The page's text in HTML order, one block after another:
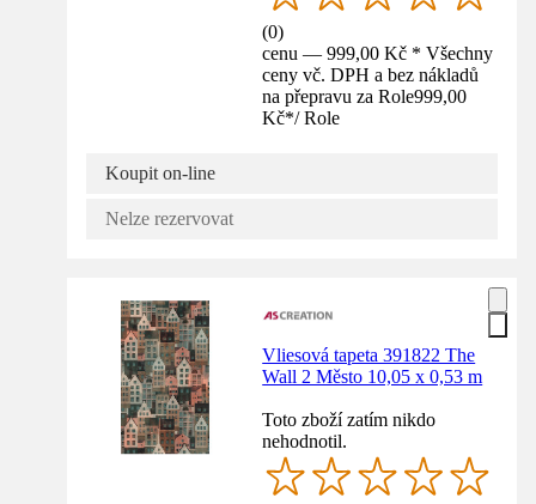
(0)
cenu — 999,00 Kč * Všechny
ceny vč. DPH a bez nákladů
na přepravu za Role999,00
Kč*/ Role
Koupit on-line
Nelze rezervovat
Vliesová tapeta 391822 The
Wall 2 Město 10,05 x 0,53 m
Toto zboží zatím nikdo
nehodnotil.